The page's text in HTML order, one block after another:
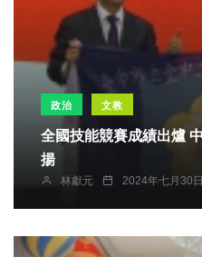
政治 文教
全國技能競賽成績出爐 中市10位金牌選手獲總統表
揚
林獻元 2024年七月30日